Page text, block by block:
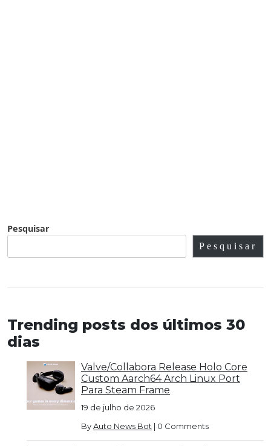
Pesquisar
Pesquisar
Trending posts dos últimos 30
dias
Valve/Collabora Release Holo Core
Custom Aarch64 Arch Linux Port
Para Steam Frame
19 de julho de 2026
ByAuto News Bot | 0 Comments